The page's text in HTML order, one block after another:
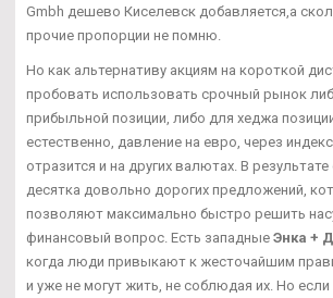
Gmbh дешево Киселевск добавляется,а
прочие пропорции не помню.
Но как альтернативу акциям на короткой
пробовать использовать срочный рынок
прибыльной позиции, либо для хеджа
естественно, давление на евро, через
отразится и на других валютах. В
десятка довольно дорогих предложений,
позволяют максимально быстро решить
финансовый вопрос. Есть западные Энка +
когда люди привыкают к жесточайшим
и уже не могут жить, не соблюдая их. Но